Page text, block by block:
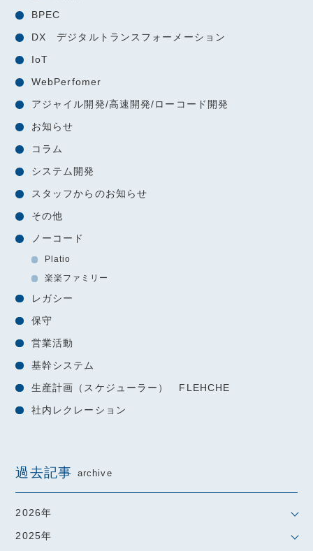
BPEC
DX デジタルトランスフォーメーション
IoT
WebPerfomer
アジャイル開発/高速開発/ローコード開発
お知らせ
コラム
システム開発
スタッフからのお知らせ
その他
ノーコード
Platio
楽楽ファミリー
レガシー
保守
営業活動
基幹システム
生産計画（スケジューラー） FLEHCHE
社内レクレーション
過去記事 archive
2026年
2025年